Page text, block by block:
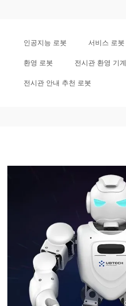
인공지능 로봇 서비스 로봇
환영 로봇 전시관 환영 기계
전시관 안내 추천 로봇